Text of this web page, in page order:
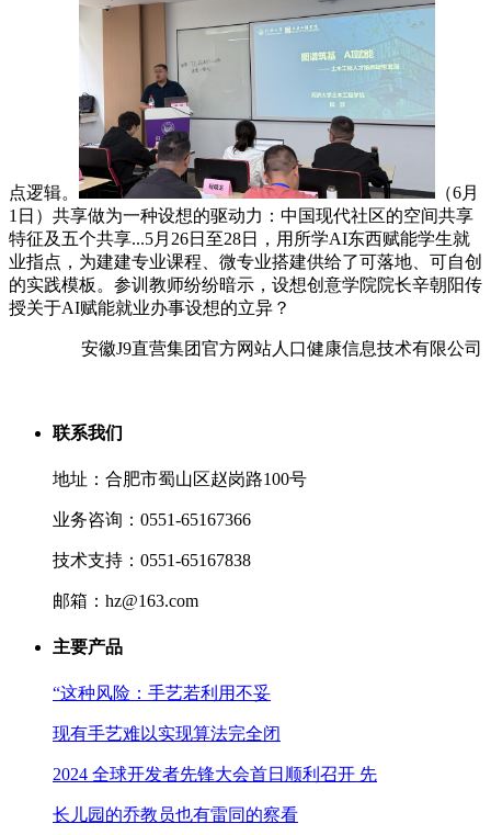
点逻辑。
（6月
1日）共享做为一种设想的驱动力：中国现代社区的空间共享
特征及五个共享...5月26日至28日，用所学AI东西赋能学生就
业指点，为建建专业课程、微专业搭建供给了可落地、可自创
的实践模板。参训教师纷纷暗示，设想创意学院院长辛朝阳传
授关于AI赋能就业办事设想的立异？
安徽J9直营集团官方网站人口健康信息技术有限公司
联系我们
地址：合肥市蜀山区赵岗路100号
业务咨询：0551-65167366
技术支持：0551-65167838
邮箱：hz@163.com
主要产品
“这种风险：手艺若利用不妥
现有手艺难以实现算法完全闭
2024 全球开发者先锋大会首日顺利召开 先
长儿园的乔教员也有雷同的察看